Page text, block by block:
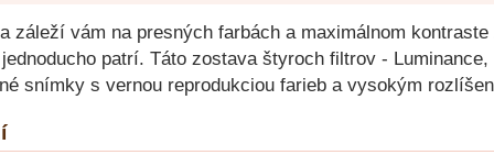
záleží vám na presných farbách a maximálnom
patrí. Táto zostava štyroch filtrov -
snímky s vernou reprodukciou farieb a vysokým